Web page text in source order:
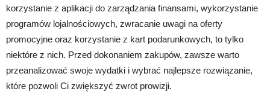
korzystanie z aplikacji do zarządzania finansami, wykorzystanie
programów lojalnościowych, zwracanie uwagi na oferty
promocyjne oraz korzystanie z kart podarunkowych, to tylko
niektóre z nich. Przed dokonaniem zakupów, zawsze warto
przeanalizować swoje wydatki i wybrać najlepsze rozwiązanie,
które pozwoli Ci zwiększyć zwrot prowizji.